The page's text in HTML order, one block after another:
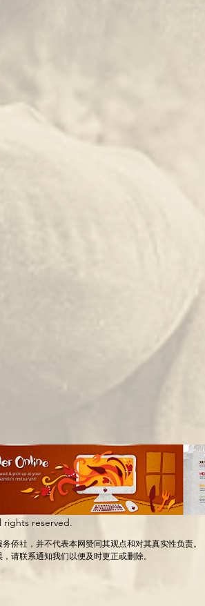
侨社，并不代表本网赞同其观点和对其真实性负责。
请联系通知我们以便及时更正或删除。
rights reserved.